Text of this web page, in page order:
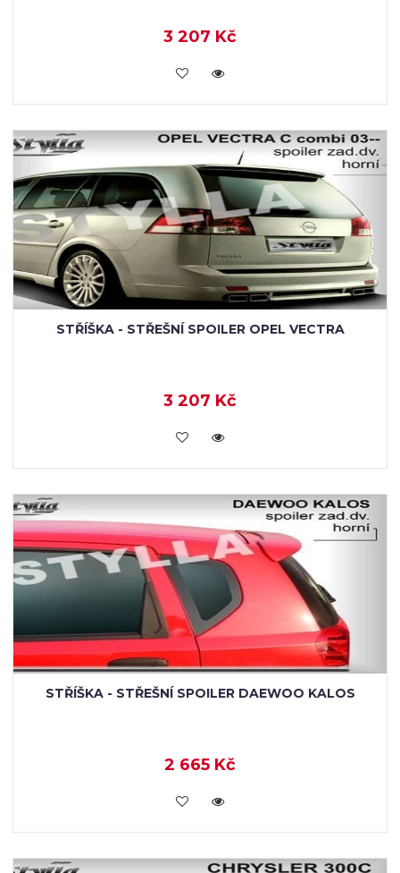
3 207 Kč
KOUPIT
STŘÍŠKA - STŘEŠNÍ SPOILER OPEL VECTRA
3 207 Kč
KOUPIT
STŘÍŠKA - STŘEŠNÍ SPOILER DAEWOO KALOS
2 665 Kč
KOUPIT